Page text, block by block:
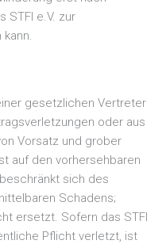
STFI e.V. zur
gesetzlichen Vertreter
oder aus
Vorsatz und grober
auf den vorhersehbaren
sich des
Schadens;
ersetzt. Sofern das STFI
Pflicht verletzt, ist